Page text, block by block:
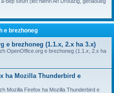
e brezhoneg
e brezhoneg (1.1.x, 2.x ha 3.x)
OpenOffice.org e brezhoneg (1.1.x, 2.x ha
ha Mozilla Thunderbird e
Mozilla Firefox ha Mozilla Thunderbird e